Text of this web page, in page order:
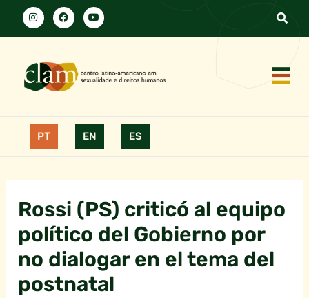
PT EN ES
Rossi (PS) criticó al equipo
político del Gobierno por
no dialogar en el tema del
postnatal